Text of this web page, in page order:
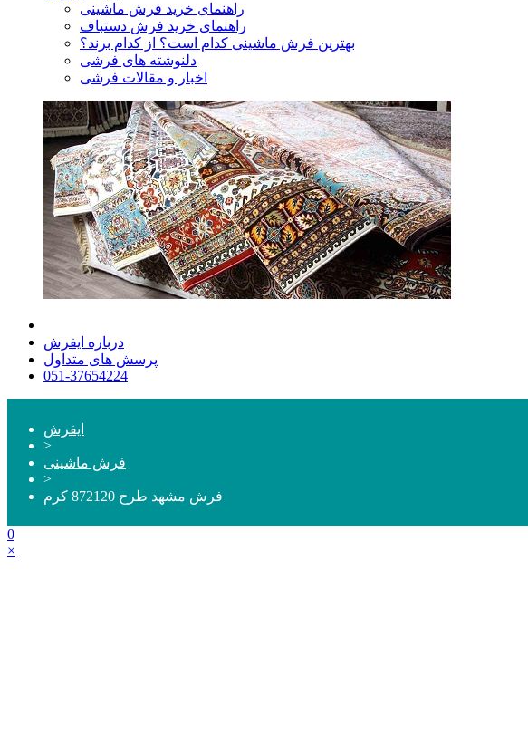
راهنمای خرید فرش ماشینی
راهنمای خرید فرش دستباف
بهترین فرش ماشینی کدام است؟ از کدام برند؟
دلنوشته های فرشی
اخبار و مقالات فرشی
درباره ایفرش
پرسش های متداول
051-37654224
ایفرش
>
فرش ماشینی
>
فرش مشهد طرح 872120 کرم
0
×